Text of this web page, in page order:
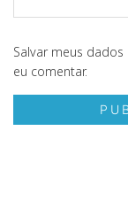
Salvar meus
eu comentar.